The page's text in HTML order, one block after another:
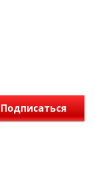
Подписаться